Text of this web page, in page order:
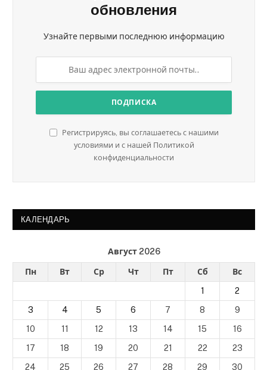
обновления
Узнайте первыми последнюю информацию
Регистрируясь, вы соглашаетесь с нашими
условиями и с нашей Политикой
конфиденциальности
КАЛЕНДАРЬ
Август 2026
Пн Вт Ср Чт Пт Сб
Вс
1
2
3
4 5 6 7 8
9
10
11 12 13 14 15
16
17
18 19 20 21 22
23
24
25 26 27 28 29 30